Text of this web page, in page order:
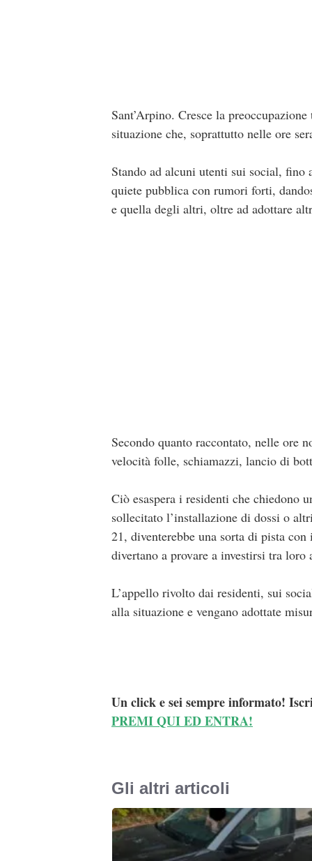
Sant’Arpino. Cresce la
situazione che, soprattutto nelle ore
Stando ad alcuni utenti sui social,
quiete pubblica con rumori forti,
e quella degli altri, oltre ad adottare
Secondo quanto raccontato, nelle ore
velocità folle, schiamazzi, lancio di
Ciò esaspera i residenti che chiedono
sollecitato l’installazione di dossi o
21, diventerebbe una sorta di pista
divertano a provare a investirsi tra loro
L’appello rivolto dai residenti, sui
alla situazione e vengano adottate
Un click e sei sempre informato!
PREMI QUI ED ENTRA!
Gli altri articoli